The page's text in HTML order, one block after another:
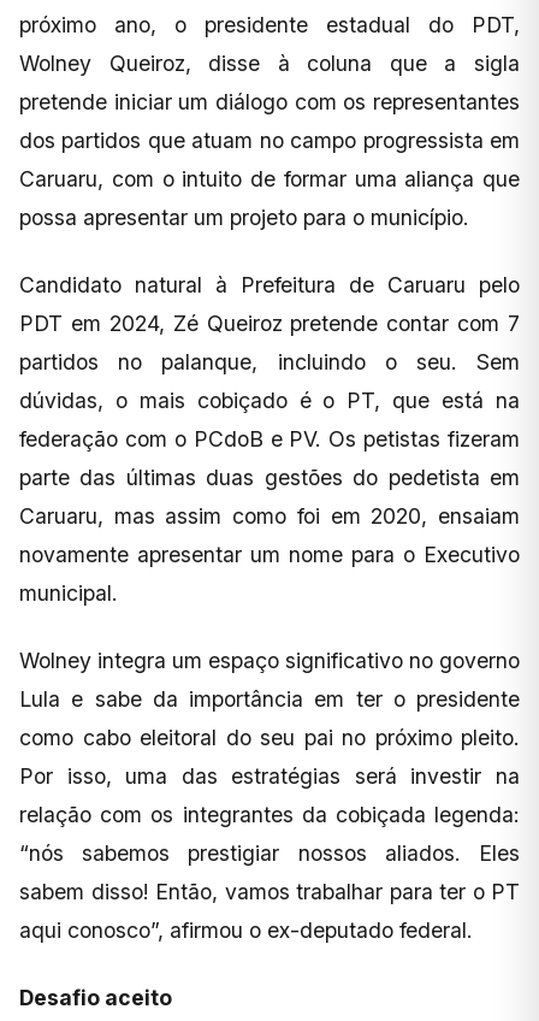
próximo ano, o presidente estadual do PDT,
Wolney Queiroz, disse à coluna que a sigla
pretende iniciar um diálogo com os representantes
dos partidos que atuam no campo progressista em
Caruaru, com o intuito de formar uma aliança que
possa apresentar um projeto para o município.
Candidato natural à Prefeitura de Caruaru pelo
PDT em 2024, Zé Queiroz pretende contar com 7
partidos no palanque, incluindo o seu. Sem
dúvidas, o mais cobiçado é o PT, que está na
federação com o PCdoB e PV. Os petistas fizeram
parte das últimas duas gestões do pedetista em
Caruaru, mas assim como foi em 2020, ensaiam
novamente apresentar um nome para o Executivo
municipal.
Wolney integra um espaço significativo no governo
Lula e sabe da importância em ter o presidente
como cabo eleitoral do seu pai no próximo pleito.
Por isso, uma das estratégias será investir na
relação com os integrantes da cobiçada legenda:
“nós sabemos prestigiar nossos aliados. Eles
sabem disso! Então, vamos trabalhar para ter o PT
aqui conosco”, afirmou o ex-deputado federal.
Desafio aceito